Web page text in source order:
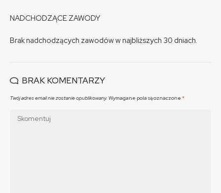
NADCHODZĄCE ZAWODY
Brak nadchodzących zawodów w najbliższych 30 dniach.
BRAK KOMENTARZY
Twój adres email nie zostanie opublikowany. Wymagane pola są oznaczone *